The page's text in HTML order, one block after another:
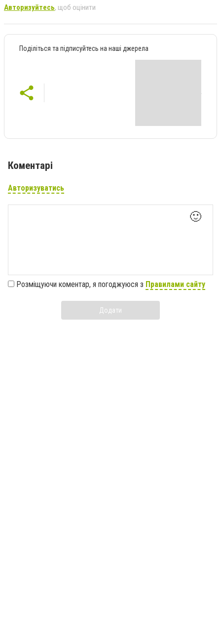
Авторизуйтесь, щоб оцінити
Поділіться та підписуйтесь на наші джерела
Коментарі
Авторизуватись
🙂
Розміщуючи коментар, я погоджуюся з Правилами сайту
Додати